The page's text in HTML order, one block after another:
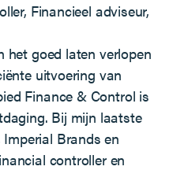
Financieel adviseur,
het goed laten verlopen
uitvoering van
Finance & Control is
Bij mijn laatste
Brands en
controller en